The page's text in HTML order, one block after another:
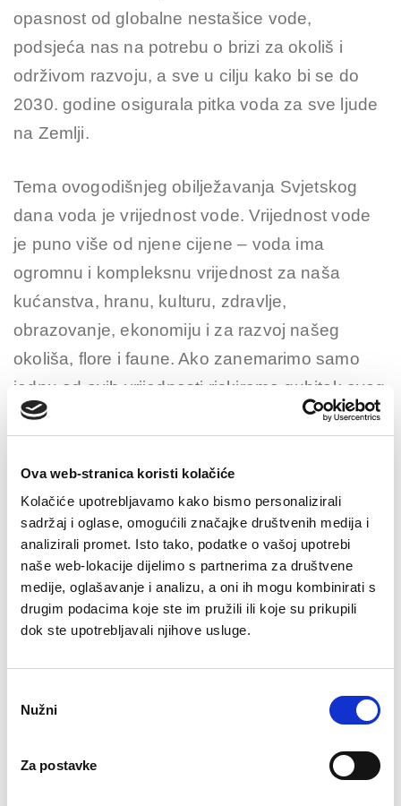
Ova web-stranica koristi kolačiće
Kolačiće upotrebljavamo kako bismo personalizirali
sadržaj i oglase, omogućili značajke društvenih medija i
analizirali promet. Isto tako, podatke o vašoj upotrebi
naše web-lokacije dijelimo s partnerima za društvene
medije, oglašavanje i analizu, a oni ih mogu kombinirati s
drugim podacima koje ste im pružili ili koje su prikupili
dok ste upotrebljavali njihove usluge.
pristanka
Nužni
Za postavke
opasnost od globalne nestašice vode,
podsjeća nas na potrebu o brizi za okoliš i
održivom razvoju, a sve u cilju kako bi se do
2030. godine osigurala pitka voda za sve ljude
na Zemlji.
Tema ovogodišnjeg obilježavanja Svjetskog
dana voda je vrijednost vode. Vrijednost vode
je puno više od njene cijene – voda ima
ogromnu i kompleksnu vrijednost za naša
kućanstva, hranu, kulturu, zdravlje,
obrazovanje, ekonomiju i za razvoj našeg
okoliša, flore i faune. Ako zanemarimo samo
jednu od ovih vrijednosti riskiramo gubitak ovog
nezamjenjivog elementa. Bez razumijevanja
ćemo u nemogućnosti sačuvati vodu za
buduće generacije.
Povodom ovog dana obraćamo se svim našim
sadašnjim i budućim korisnicima, zapitajte se
što voda znači za Vas. Kako je važna za Vaš
dom i obiteljski život, općenito za život, kulturu,
lokalno okruženje. Zapitajte se za što najviše
koristite vodu, na koji način se odnosite prema
otpadnim vodama. Mi kao isporučitelj usluga
vodovoda i odvodnje ovim putem vas molimo
da se odgovorno ponašate prema vodi. Voda je